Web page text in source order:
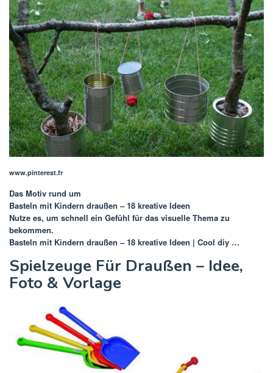
www.pinterest.fr
Das Motiv rund um
Basteln mit Kindern draußen – 18 kreative Ideen
Nutze es, um schnell ein Gefühl für das visuelle Thema zu
bekommen.
Basteln mit Kindern draußen – 18 kreative Ideen | Cool diy …
Spielzeuge Für Draußen – Idee,
Foto & Vorlage